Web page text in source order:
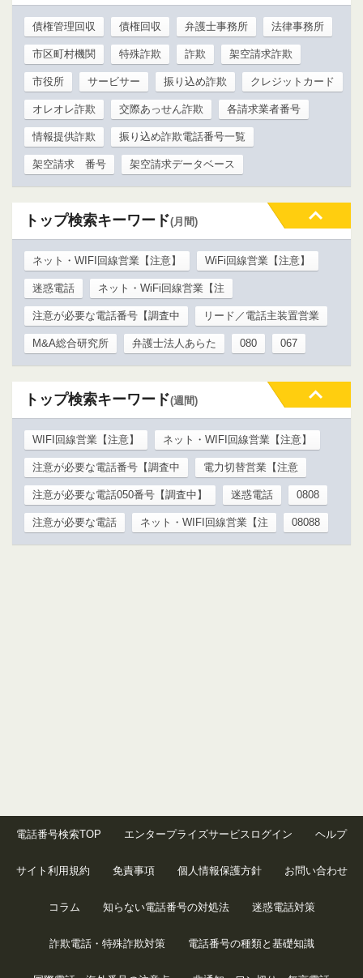
債権管理回収 債権回収 弁護士事務所 法律事務所
市区町村機関 特殊詐欺 詐欺 架空請求詐欺
市役所 サービサー 振り込め詐欺 クレジットカード
オレオレ詐欺 交際あっせん詐欺 各請求業者番号
情報提供詐欺 振り込め詐欺電話番号一覧
架空請求 番号 架空請求データベース
トップ検索キーワード(月間)
ネット・WIFI回線営業【注意】 WiFi回線営業【注意】
迷惑電話 ネット・WiFi回線営業【注
注意が必要な電話番号【調査中 リード／電話主装置営業
M&A総合研究所 弁護士法人あらた 080 067
トップ検索キーワード(週間)
WIFI回線営業【注意】 ネット・WIFI回線営業【注意】
注意が必要な電話番号【調査中 電力切替営業【注意
注意が必要な電話050番号【調査中】 迷惑電話 0808
注意が必要な電話 ネット・WIFI回線営業【注 08088
電話番号検索TOP エンタープライズサービスログイン ヘルプ
サイト利用規約 免責事項 個人情報保護方針 お問い合わせ
コラム 知らない電話番号の対処法 迷惑電話対策
詐欺電話・特殊詐欺対策 電話番号の種類と基礎知識